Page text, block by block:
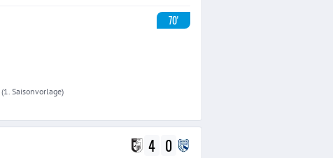
70'
(1. Saisonvorlage)
4 0